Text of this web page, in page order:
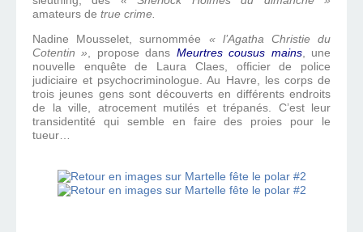
amateurs de true crime.
Nadine Mousselet, surnommée « l’Agatha Christie du
Cotentin », propose dans Meurtres cousus mains, une
nouvelle enquête de Laura Claes, officier de police
judiciaire et psychocriminologue. Au Havre, les corps de
trois jeunes gens sont découverts en différents endroits
de la ville, atrocement mutilés et trépanés. C’est leur
transidentité qui semble en faire des proies pour le
tueur…